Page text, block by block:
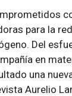
para la
Del
en
una
Aurelio